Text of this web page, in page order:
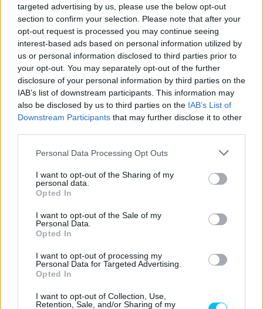
targeted advertising by us, please use the below opt-out
section to confirm your selection. Please note that after your
opt-out request is processed you may continue seeing
interest-based ads based on personal information utilized by
us or personal information disclosed to third parties prior to
your opt-out. You may separately opt-out of the further
disclosure of your personal information by third parties on the
IAB’s list of downstream participants. This information may
also be disclosed by us to third parties on the IAB’s List of
Downstream Participants that may further disclose it to other
Please note that this website/app uses one or more Google
not limited to your visit or usage behaviour. You may click to
grant or deny consent to Google and its third-party tags to
use your data for below specified purposes in below Google
consent section.
Personal Data Processing Opt Outs
I want to opt-out of the Sharing of my
personal data.
Opted In
I want to opt-out of the Sale of my
Personal Data.
Opted In
I want to opt-out of processing my
Personal Data for Targeted Advertising.
Opted In
I want to opt-out of Collection, Use,
Retention, Sale, and/or Sharing of my
SUPERBIKE CHAMPIONSHIP.
HTTPS://T.CO/4TN2658EQJ
PIC.TWITTER.COM/WDTKVPOMU3
— MOTOAMERICA
(@MOTOAMERICA)JUNE 27, 2022
a pozícióban fejezte be a versenyt. A dél-afrikai
elveszítette a tabella második helyét, ahova a regnáló
bajnok ugrott fel tökéletes hétvégéje után.
Az ötödik helyet Hector Barbera szerezte meg. A spanyol
mindössze 0,171 másodperccel előzte meg Richie
hetedik helyen érte célba Corey Alexander előtt.
A Tytlers Cycle versenyzője, PJ Jacobsen let a kilencedik,